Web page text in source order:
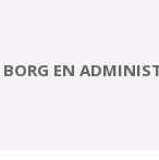
BORG EN